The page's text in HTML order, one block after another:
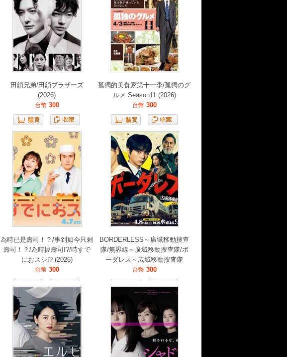
田鎖兄弟/田鎖ブラザーズ
(2026)
台幣 300
孤獨的美食家第十一季/孤獨のグ
ルメ Season11 (2026)
台幣 300
為時已是壽司！？/事到如今只剩
壽司！？/為時握壽司!?/時すで
におスシ!? (2026)
台幣 300
BORDERLESS～廣域移動搜查
隊/無界線～廣域移動搜查隊/ボ
ーダレス～広域移動捜査隊
台幣 300